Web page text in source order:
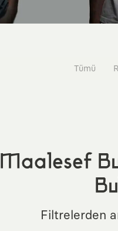
Tümü
Maalesef
Filtrelerden